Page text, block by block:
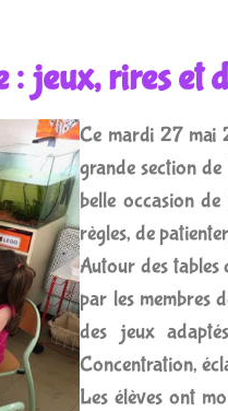
jeux, rires et
Ce mardi 27 mai
grande section de
belle occasion
règles, de
Autour des tables
par les membres
des jeux
Concentration,
Les élèves ont